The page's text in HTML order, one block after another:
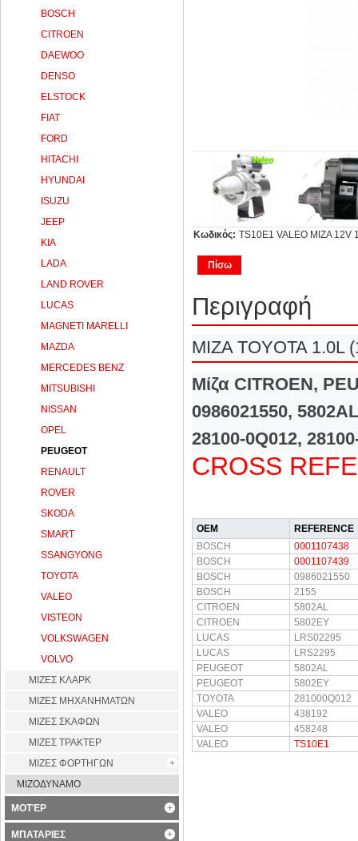
Κωδικός: TS10E1 VALEO ΜΙΖΑ 12V
Πίσω
Περιγραφή
MIZA TOYOTA 1.0L
Μίζα CITROEN,
0986021550,
28100-0Q012,
CROSS
OEM
REFERENCE
BOSCH
0001107438
BOSCH
0001107439
BOSCH
0986021550
BOSCH
2155
CITROEN
5802AL
CITROEN
5802EY
LUCAS
LRS02295
LUCAS
LRS2295
PEUGEOT
5802AL
PEUGEOT
5802EY
TOYOTA
281000Q012
VALEO
438192
VALEO
458248
VALEO
TS10E1
BOSCH
CITROEN
DAEWOO
DENSO
ELSTOCK
FIAT
FORD
HITACHI
HYUNDAI
ISUZU
JEEP
KIA
LADA
LAND ROVER
LUCAS
MAGNETI MARELLI
MAZDA
MERCEDES BENZ
MITSUBISHI
NISSAN
OPEL
PEUGEOT
RENAULT
ROVER
SKODA
SMART
SSANGYONG
TOYOTA
VALEO
VISTEON
VOLKSWAGEN
VOLVO
ΜΙΖΕΣ ΚΛΑΡΚ
ΜΙΖΕΣ ΜΗΧΑΝΗΜΑΤΩΝ
ΜΙΖΕΣ ΣΚΑΦΩΝ
ΜΙΖΕΣ ΤΡΑΚΤΕΡ
ΜΙΖΕΣ ΦΟΡΤΗΓΩΝ
ΜΙΖΟΔΥΝΑΜΟ
ΜΟΤΈΡ
ΜΠΑΤΑΡΙΕΣ